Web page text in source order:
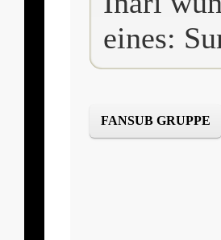
eines:
FANSUB GRUPPE